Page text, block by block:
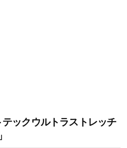
ックウルトラストレッチ